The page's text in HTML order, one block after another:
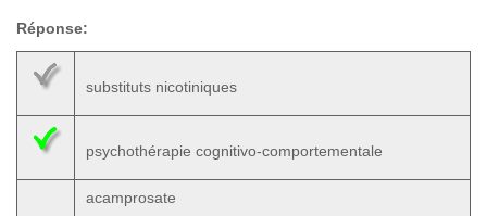
Réponse:
substituts nicotiniques
psychothérapie cognitivo-comportementale
acamprosate